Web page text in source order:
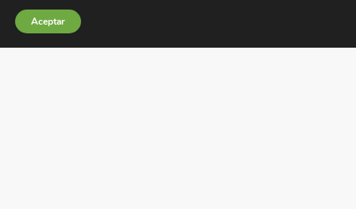
Política de privacidad
Aceptar